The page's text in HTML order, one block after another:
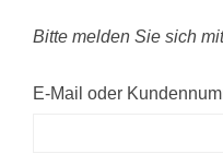
Bitte melden Sie sich
E-Mail oder